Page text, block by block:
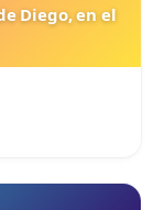
Diego, en el